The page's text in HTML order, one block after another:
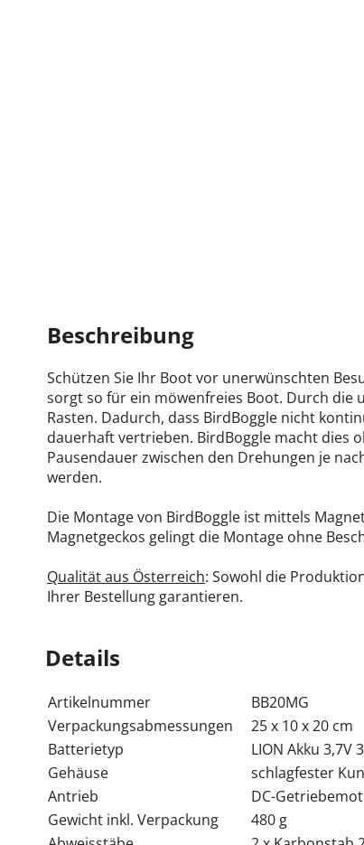
Beschreibung
Schützen Sie Ihr Boot vor unerwünschten
sorgt so für ein möwenfreies Boot. Durch die
Rasten. Dadurch, dass BirdBoggle nicht
dauerhaft vertrieben. BirdBoggle macht dies
Pausendauer zwischen den Drehungen je
werden.
Die Montage von BirdBoggle ist mittels
Magnetgeckos gelingt die Montage ohne
Qualität aus Österreich: Sowohl die
Ihrer Bestellung garantieren.
Details
Artikelnummer
BB20MG
Verpackungsabmessungen
25 x 10 x 20 cm
Batterietyp
LION Akku 3,7V
Gehäuse
schlagfester
Antrieb
DC-
Gewicht inkl. Verpackung
480 g